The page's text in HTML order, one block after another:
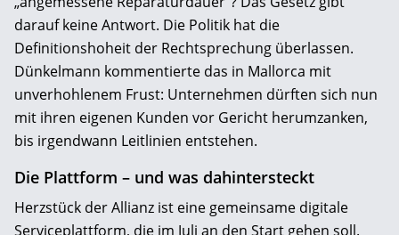
darauf keine Antwort. Die Politik hat die
Definitionshoheit der Rechtsprechung überlassen.
Dünkelmann kommentierte das in Mallorca mit
unverhohlenem Frust: Unternehmen dürften sich nun
mit ihren eigenen Kunden vor Gericht herumzanken,
bis irgendwann Leitlinien entstehen.
Die Plattform – und was dahintersteckt
Herzstück der Allianz ist eine gemeinsame digitale
Serviceplattform, die im Juli an den Start gehen soll.